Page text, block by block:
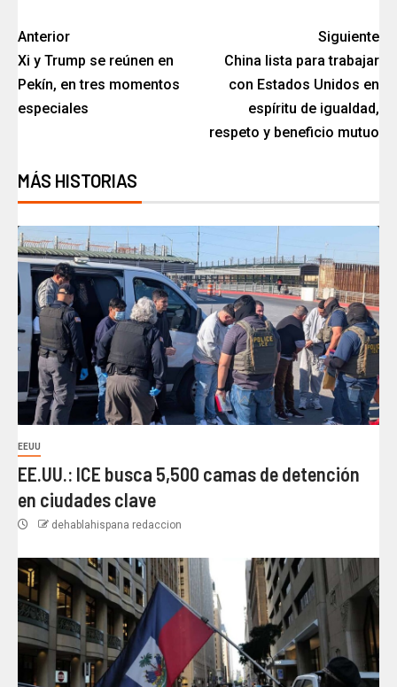
Anterior
Xi y Trump se reúnen en
Pekín, en tres momentos
especiales
Siguiente
China lista para trabajar
con Estados Unidos en
espíritu de igualdad,
respeto y beneficio mutuo
MÁS HISTORIAS
EEUU
EE.UU.: ICE busca 5,500 camas de detención
en ciudades clave
dehablahispana redaccion